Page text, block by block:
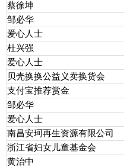
蔡徐坤
邹必华
爱心人士
杜兴强
爱心人士
贝壳换换公益义卖换货会
支付宝推荐赏金
邹必华
爱心人士
南昌安珂再生资源有限公司
浙江省妇女儿童基金会
黄治中